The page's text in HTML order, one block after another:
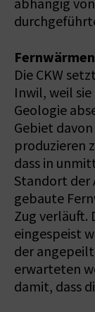
abhängig
Die CKW
Inwil, weil
Geologie
Gebiet
produzieren
dass in
Standort der
gebaute
Zug verläuft.
eingespeist
der
erwarteten
damit, dass